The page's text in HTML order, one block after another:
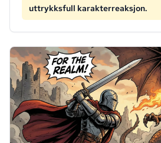
uttrykksfull karakterreaksjon.